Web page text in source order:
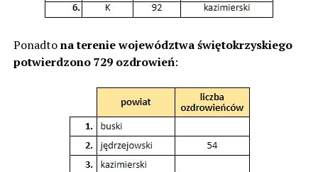
Ponadtona terenie województwa świętokrzyskiego
potwierdzono 729 ozdrowień: